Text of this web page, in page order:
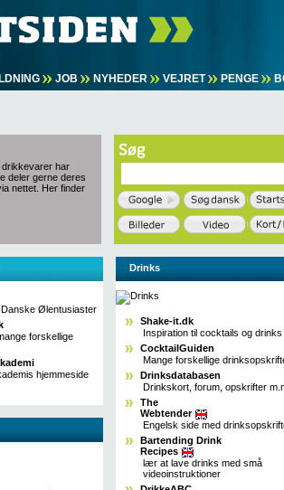
JOB NYHEDER VEJRET PENGE
drikkevarer har
deler gerne deres
nettet. Her finder
Ølentusiaster
forskellige
hjemmeside
Drinks
Shake-it.dk
Inspiration til cocktails og drinks
CocktailGuiden
Mange forskellige
Drinksdatabasen
Drinkskort, forum, opskrifter
The
Webtender
Engelsk side med
Bartending Drink
Recipes
lær at lave drinks med små
videoinstruktioner